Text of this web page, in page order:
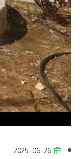
2025-06-26